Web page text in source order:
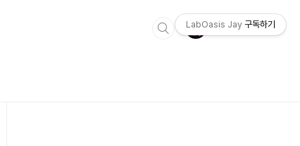
LabOasis Jay 구독하기